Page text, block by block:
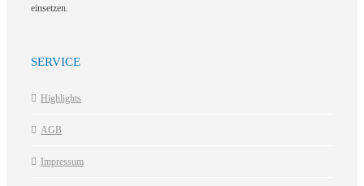
einsetzen.
SERVICE
Highlights
AGB
Impressum